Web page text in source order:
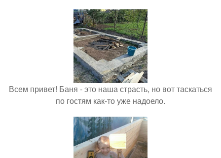
Всем привет! Баня - это наша страсть, но вот таскаться
по гостям как-то уже надоело.